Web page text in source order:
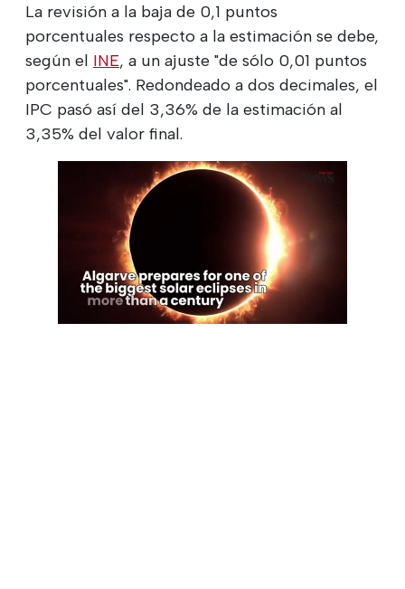
La revisión a la baja de 0,1 puntos
porcentuales respecto a la estimación se debe,
según el INE, a un ajuste "de sólo 0,01 puntos
porcentuales". Redondeado a dos decimales, el
IPC pasó así del 3,36% de la estimación al
3,35% del valor final.